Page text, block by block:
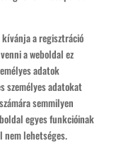
a regisztráció
a weboldal ez
adatok
személyes adatokat
semmilyen
egyes funkcióinak
nem lehetséges.